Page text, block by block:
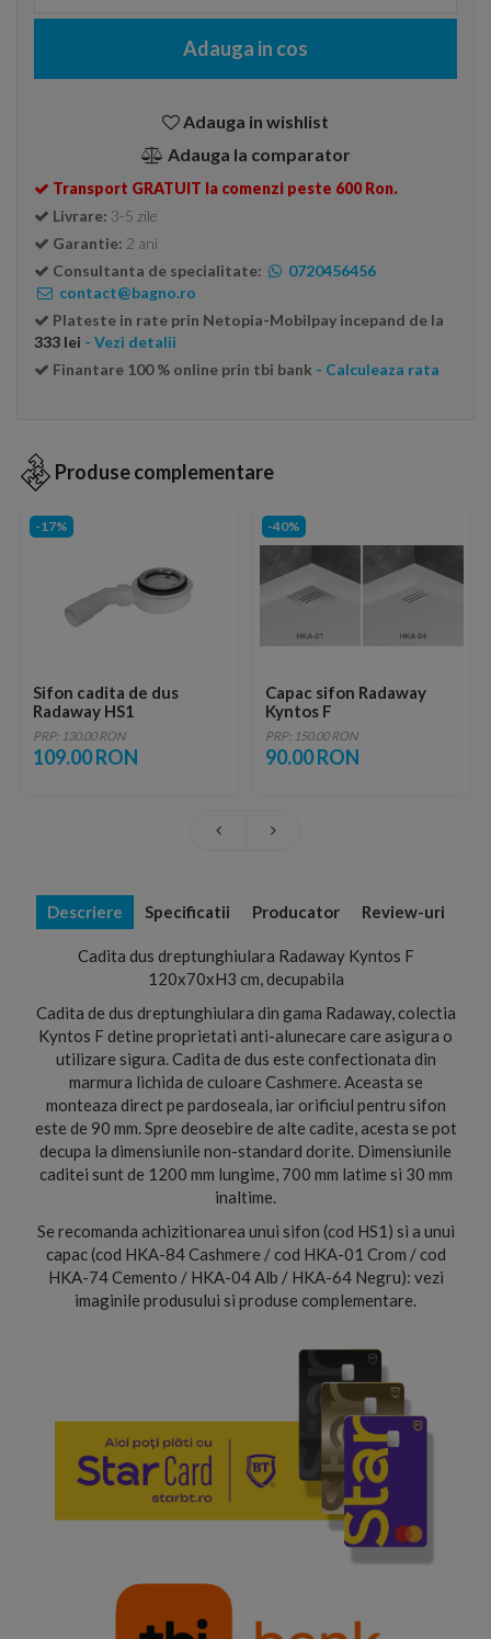
Adauga in cos
Adauga in wishlist
Adauga la comparator
Transport GRATUIT la comenzi peste 600 Ron.
Livrare: 3-5 zile
Garantie: 2 ani
Consultanta de specialitate:
0720456456
contact@bagno.ro
Plateste in rate prin Netopia-Mobilpay incepand de la
333 lei - Vezi detalii
Finantare 100 % online prin tbi bank - Calculeaza rata
Produse complementare
-17%
Sifon cadita de dus
Radaway HS1
PRP: 130.00 RON
109.00 RON
-40%
Capac sifon Radaway
Kyntos F
PRP: 150.00 RON
90.00 RON
Descriere Specificatii Producator Review-uri
Cadita dus dreptunghiulara Radaway Kyntos F
120x70xH3 cm, decupabila
Cadita de dus dreptunghiulara din gama Radaway, colectia
Kyntos F detine proprietati anti-alunecare care asigura o
utilizare sigura. Cadita de dus este confectionata din
marmura lichida de culoare Cashmere. Aceasta se
monteaza direct pe pardoseala, iar orificiul pentru sifon
este de 90 mm. Spre deosebire de alte cadite, acesta se pot
decupa la dimensiunile non-standard dorite. Dimensiunile
caditei sunt de 1200 mm lungime, 700 mm latime si 30 mm
inaltime.
Se recomanda achizitionarea unui sifon (cod HS1) si a unui
capac (cod HKA-84 Cashmere / cod HKA-01 Crom / cod
HKA-74 Cemento / HKA-04 Alb / HKA-64 Negru): vezi
imaginile produsului si produse complementare.